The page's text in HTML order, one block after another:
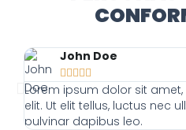
John Doe

Lorem ipsum dolor sit
elit. Ut elit tellus, luctus nec
pulvinar dapibus leo.